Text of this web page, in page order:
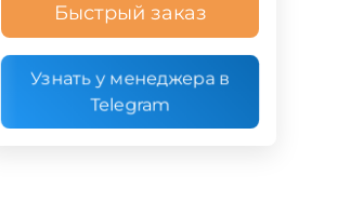
Быстрый заказ
Узнать у менеджера в
Telegram